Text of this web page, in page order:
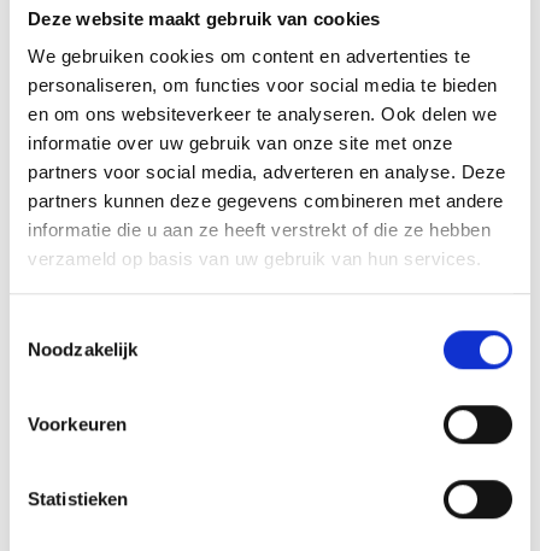
Deze website maakt gebruik van cookies
We gebruiken cookies om content en advertenties te
personaliseren, om functies voor social media te bieden
en om ons websiteverkeer te analyseren. Ook delen we
informatie over uw gebruik van onze site met onze
partners voor social media, adverteren en analyse. Deze
partners kunnen deze gegevens combineren met andere
informatie die u aan ze heeft verstrekt of die ze hebben
verzameld op basis van uw gebruik van hun services.
Noodzakelijk
Voorkeuren
Statistieken
Sterk in Zorg Schagen
soms kan zijn. Misschien sta je altijd ‘aan’, voel je
je verantwoordelijk voor alles en schiet zorgen
voor jezelf er steeds bij in.
7 sep. 2026